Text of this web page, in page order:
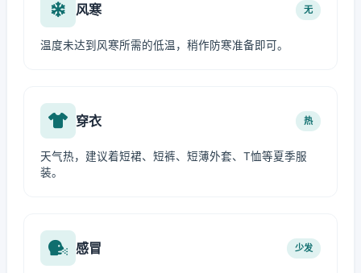
风寒 无
温度未达到风寒所需的低温，稍作防寒准备即可。
穿衣 热
天气热，建议着短裙、短裤、短薄外套、T恤等夏季服
装。
感冒 少发